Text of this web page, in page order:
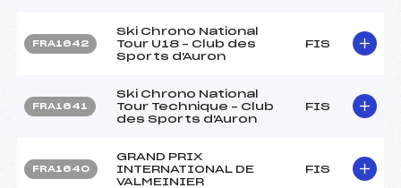
FRA1642
Ski Chrono National
Tour U18 – Club des
Sports d'Auron
FIS
FRA1641
Ski Chrono National
Tour Technique – Club
des Sports d'Auron
FIS
FRA1640
GRAND PRIX
INTERNATIONAL DE
VALMEINIER
FIS